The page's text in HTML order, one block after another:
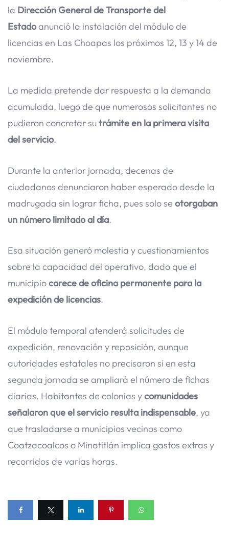
la Dirección General de Transporte del
Estadoanunció la instalación del módulo de
licencias en Las Choapas los próximos 12, 13 y 14 de
noviembre.
La medida pretende dar respuesta a la demanda
acumulada, luego de que numerosos solicitantes no
pudieron concretar sutrámite en la primera visita
del servicio.
Durante la anterior jornada, decenas de
ciudadanos denunciaron haber esperado desde la
madrugada sin lograr ficha, pues solo se otorgaban
un número limitado al día.
Esa situación generó molestia y cuestionamientos
sobre la capacidad del operativo, dado que el
municipiocarece de oficina permanente para la
expedición de licencias.
El módulo temporal atenderá solicitudes de
expedición, renovación y reposición, aunque
autoridades estatales no precisaron si en esta
segunda jornada se ampliará el número de fichas
diarias. Habitantes de colonias ycomunidades
señalaron que el servicio resulta indispensable, ya
que trasladarse a municipios vecinos como
Coatzacoalcos o Minatitlán implica gastos extras y
recorridos de varias horas.